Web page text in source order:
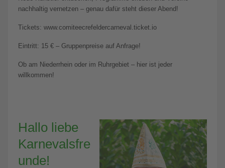
nachhaltig vernetzen – genau dafür steht dieser Abend!
Tickets: www.comiteecrefeldercarneval.ticket.io
Eintritt: 15 € – Gruppenpreise auf Anfrage!
Ob am Niederrhein oder im Ruhrgebiet – hier ist jeder
willkommen!
Hallo liebe
Karnevalsfre
unde!